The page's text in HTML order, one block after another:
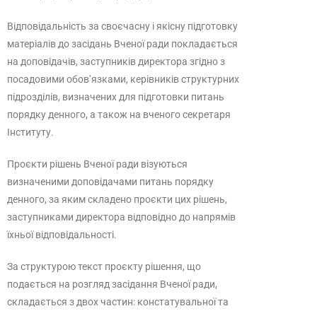
Відповідальність за своєчасну і якісну підготовку
матеріалів до засідань Вченої ради покладається
на доповідачів, заступників директора згідно з
посадовими обов’язками, керівників структурних
підрозділів, визначених для підготовки питань
порядку денного, а також на вченого секретаря
Інституту.
Проєкти рішень Вченої ради візуються
визначеними доповідачами питань порядку
денного, за яким складено проєкти цих рішень,
заступниками директора відповідно до напрямів
їхньої відповідальності.
За структурою текст проєкту рішення, що
подається на розгляд засідання Вченої ради,
складається з двох частин: констатувальної та